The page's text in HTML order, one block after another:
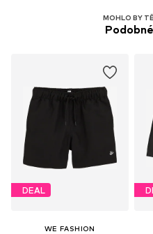
MOHLO BY
DEAL
WE FASHION